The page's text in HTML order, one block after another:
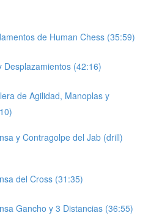
de Human Chess (35:59)
Desplazamientos (42:16)
de Agilidad, Manoplas y
y Contragolpe del Jab (drill)
del Cross (31:35)
Gancho y 3 Distancias (36:55)